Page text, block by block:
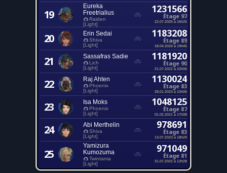
19
Eureka
Freetrialius
Raiden
[Light]
1231566
Étage 97
22.07.2025 à 16h25
20 Erin Sedai
Shiva
[Light]
1183208
Étage 89
18.04.2026 à 19h45
21 Sassafras Sadie
Lich
[Light]
1181920
Étage 90
21.07.2022 à 22h06
22 Raj Ahten
Phoenix
[Light]
1130024
Étage 83
28.01.2023 à 10h06
23 Isa Moks
Phoenix
[Light]
1048125
Étage 87
01.02.2021 à 17h08
24 Abi Merthelin
Shiva
[Light]
978691
Étage 83
13.07.2023 à 18h29
25
Yamizura
Kumozuma
Twintania
[Light]
971049
Étage 81
31.07.2022 à 12h28